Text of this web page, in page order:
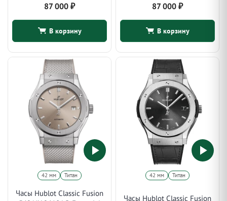
87 000 ₽
В корзину
87 000 ₽
В корзину
42 мм Титан
Часы Hublot Classic Fusion
42 мм Титан
Часы Hublot Classic Fusion